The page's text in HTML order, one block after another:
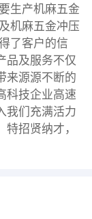
生产机麻五金
机麻五金冲压
了客户的信
品及服务不仅
来源源不断的
科技企业高速
我们充满活力
招贤纳才，